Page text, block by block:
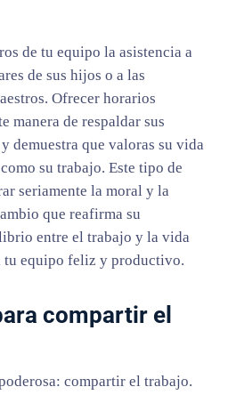
de tu equipo la asistencia a
de sus hijos o a las
Ofrecer horarios
manera de respaldar sus
demuestra que valoras su vida
su trabajo. Este tipo de
seriamente la moral y la
que reafirma su
entre el trabajo y la vida
tu equipo feliz y productivo.
compartir el
compartir el trabajo.